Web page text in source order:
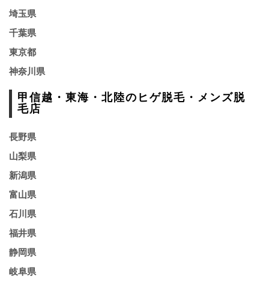
埼玉県
千葉県
東京都
神奈川県
甲信越・東海・北陸のヒゲ脱毛・メンズ脱
毛店
長野県
山梨県
新潟県
富山県
石川県
福井県
静岡県
岐阜県